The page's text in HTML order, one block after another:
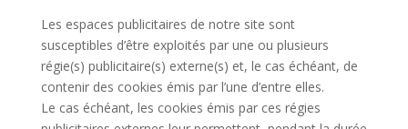
Les espaces publicitaires de notre site sont
susceptibles d’être exploités par une ou plusieurs
régie(s) publicitaire(s) externe(s) et, le cas échéant, de
contenir des cookies émis par l’une d’entre elles.
Le cas échéant, les cookies émis par ces régies